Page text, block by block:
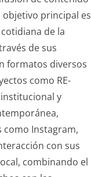
objetivo principal es
de la
de sus
formatos diversos
como RE-
y
como Instagram,
con sus
combinando el